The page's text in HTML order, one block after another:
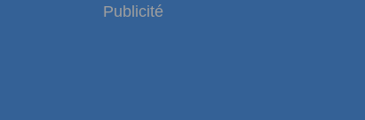
Publicité